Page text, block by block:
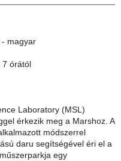
- magyar
órától
Laboratory (MSL)
érkezik meg a Marshoz. A
módszerrel
daru segítségével éri el a
egy